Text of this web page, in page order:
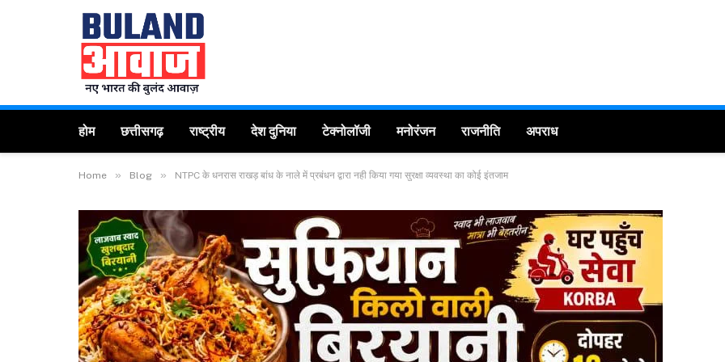
होम छत्तीसगढ़ राष्ट्रीय देश दुनिया टेक्नोलॉजी मनोरंजन राजनीति अपराध
Home » Blog » NTPC के धनरास राखड़ बांध के नाले में प्रबंधन द्वारा नही किया गया सुरक्षा व्यवस्था का कोई इंतजाम